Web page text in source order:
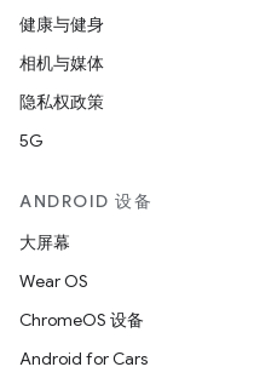
健康与健身
相机与媒体
隐私权政策
5G
ANDROID 设备
大屏幕
Wear OS
ChromeOS 设备
Android for Cars